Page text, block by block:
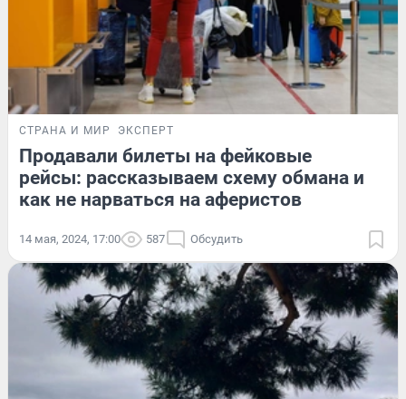
СТРАНА И МИР ЭКСПЕРТ
Продавали билеты на фейковые
рейсы: рассказываем схему обмана и
как не нарваться на аферистов
14 мая, 2024, 17:00 587 Обсудить